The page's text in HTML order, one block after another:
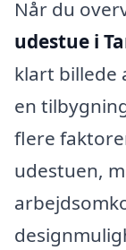
Når du
udestue i
klart billede
en
flere
udestuen,